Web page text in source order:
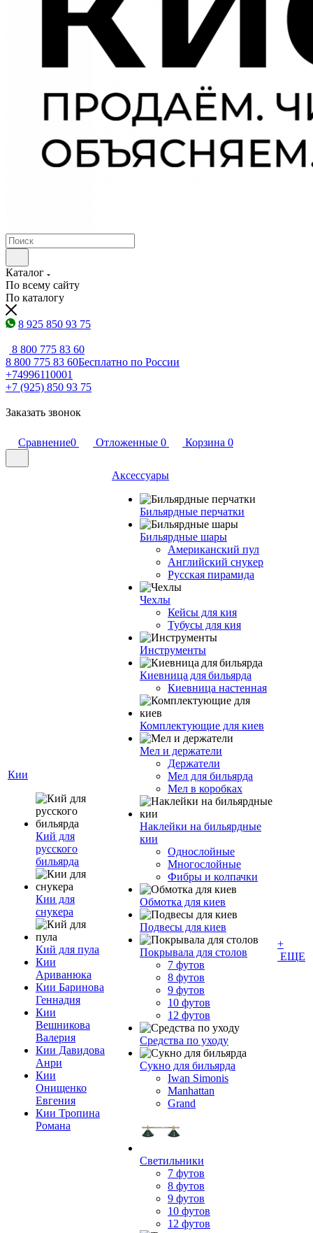
Каталог
По всему сайту
По каталогу
8 925 850 93 75
8 800 775 83 60
8 800 775 83 60Бесплатно по России
+74996110001
+7 (925) 850 93 75
Заказать звонок
Сравнение0 Отложенные 0 Корзина 0
Кии
Кий для
русского
бильярда
Кии для
снукера
Кий для пула
Кии
Ариванюка
Кии Баринова
Геннадия
Кии
Вешникова
Валерия
Кии Давидова
Анри
Кии
Онищенко
Евгения
Кии Тропина
Романа
Аксессуары
Бильярдные перчатки
Бильярдные шары
Американский пул
Английский снукер
Русская пирамида
Чехлы
Кейсы для кия
Тубусы для кия
Инструменты
Киевница для бильярда
Киевница настенная
Комплектующие для киев
Мел и держатели
Держатели
Мел для бильярда
Мел в коробках
Наклейки на бильярдные
кии
Однослойные
Многослойные
Фибры и колпачки
Обмотка для киев
Подвесы для киев
Покрывала для столов
7 футов
8 футов
9 футов
10 футов
12 футов
Средства по уходу
Сукно для бильярда
Iwan Simonis
Manhattan
Grand
Светильники
7 футов
8 футов
9 футов
10 футов
12 футов
+
ЕЩЕ